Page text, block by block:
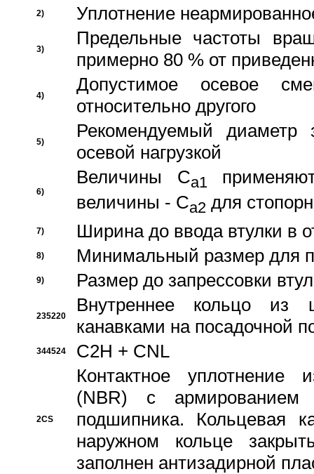
2) Уплотнение
3)
Предельные частоты
примерно 80 % от
4)
Допустимое осевое
относительно другого
5)
Рекомендуемый диаметр
осевой нагрузкой
6)
Величины Ca1
величины - Ca2 для
7) Ширина до ввода втулки в
8) Минимальный размер для
9) Размер до запрессовки
235220
Внутреннее кольцо из
канавками на посадочной
344524 C2H + CNL
2CS
Контактное уплотнение
(NBR) с
подшипника. Кольцевая
наружном кольце
заполнен антизадирной